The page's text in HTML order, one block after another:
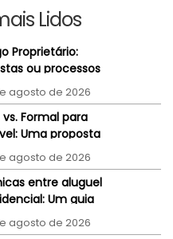
Lidos
Proprietário:
ou processos
podem
recém-
agosto de 2026
Formal para
Uma proposta
ou e-mail
agosto de 2026
entre aluguel
Um guia
agosto de 2026